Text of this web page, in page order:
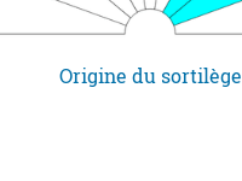
Origine du sortilège